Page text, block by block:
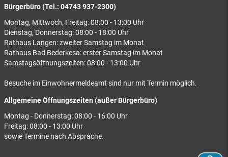
Bürgerbüro (Tel.: 04743 937-2300)
Montag, Mittwoch, Freitag: 08:00 - 13:00 Uhr
Dienstag, Donnerstag: 08:00 - 18:00 Uhr
Rathaus Langen: zweiter Samstag im Monat
Rathaus Bad Bederkesa: erster Samstag im Monat
Samstagsöffnungszeiten: 08:00 - 13:00 Uhr
Besuche im Einwohnermeldeamt sind nur mit Termin möglich.
Allgemeine Öffnungszeiten (außer Bürgerbüro)
Montag - Donnerstag: 08:00 - 16:00 Uhr
Freitag: 08:00 - 13:00 Uhr
sowie Termine nach Absprache.